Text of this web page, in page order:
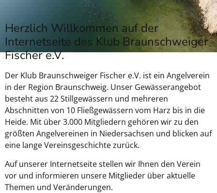
Herzlich Willkommen auf der
Internetseite des Klub Braunschweiger
Fischer e.V.
Der Klub Braunschweiger Fischer e.V. ist ein Angelverein
in der Region Braunschweig. Unser Gewässerangebot
besteht aus 22 Stillgewässern und mehreren
Abschnitten von 10 Fließgewässern vom Harz bis in die
Heide. Mit über 3.000 Mitgliedern gehören wir zu den
größten Angelvereinen in Niedersachsen und blicken auf
eine lange Vereinsgeschichte zurück.
Auf unserer Internetseite stellen wir Ihnen den Verein
vor und informieren unsere Mitglieder über aktuelle
Themen und Veränderungen.